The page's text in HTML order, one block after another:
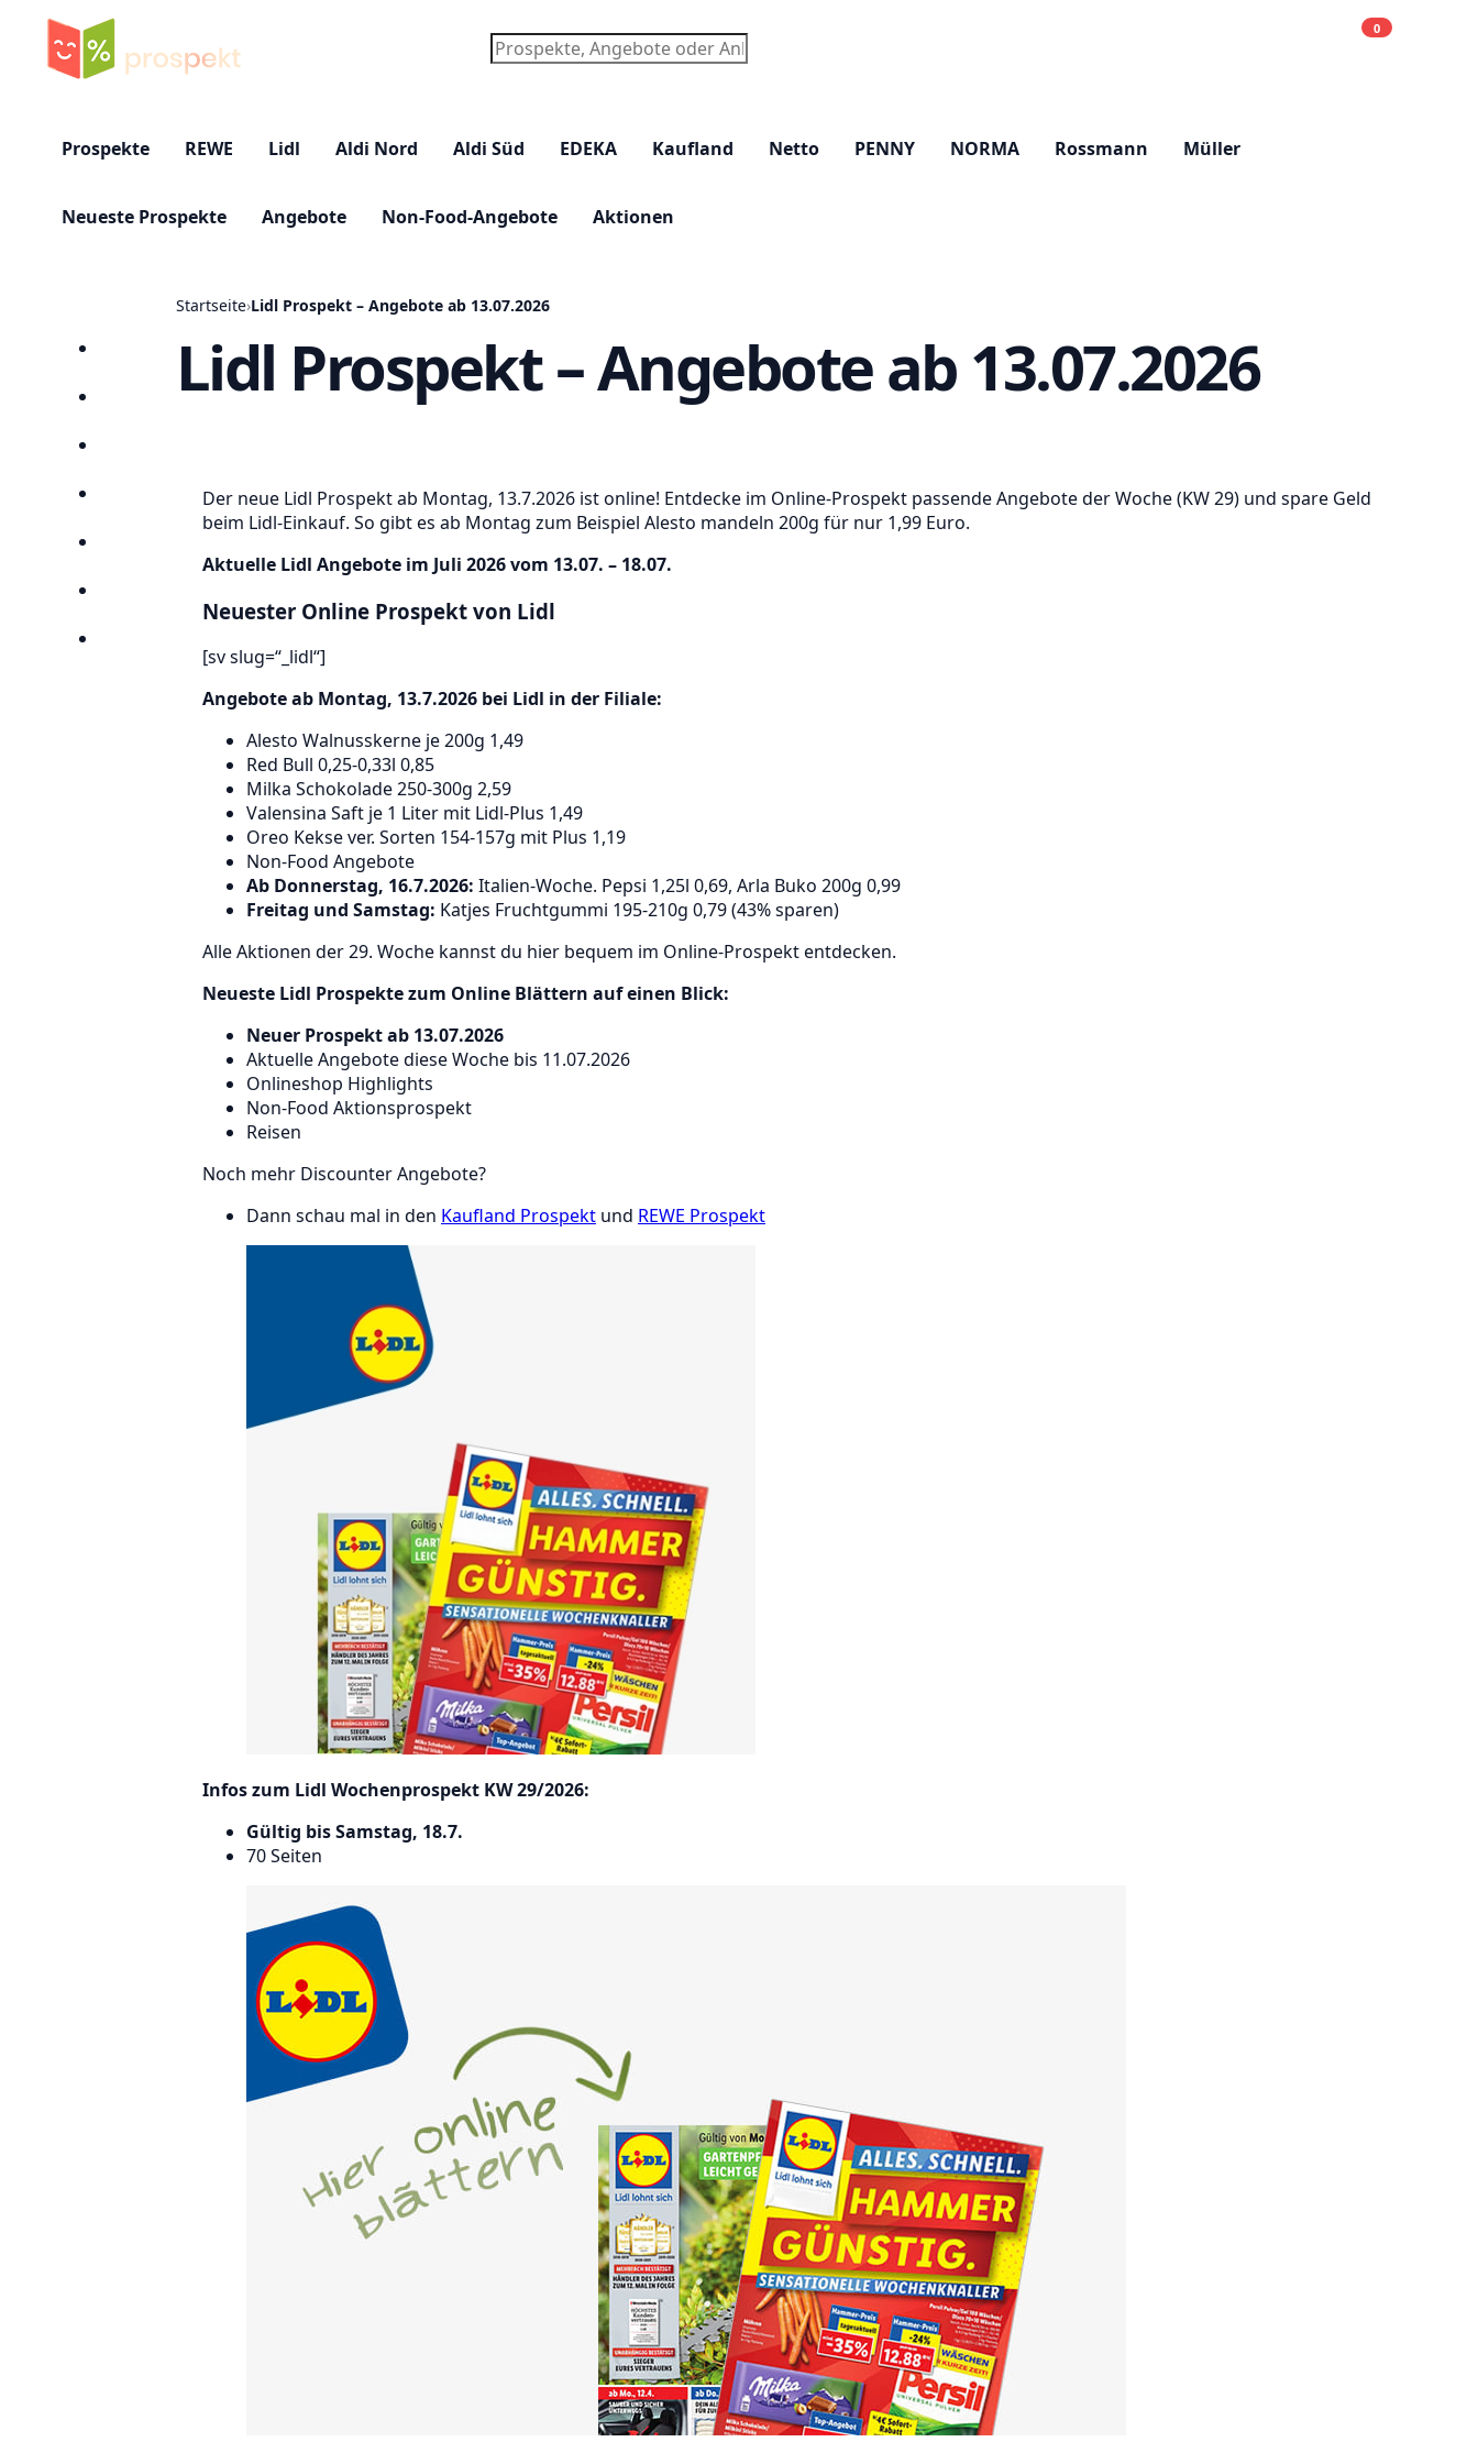
Suchen
0
Prospekte REWE Lidl Aldi Nord Aldi Süd EDEKA Kaufland Netto PENNY NORMA Rossmann Müller
Neueste Prospekte Angebote Non-Food-Angebote Aktionen
Lieblingsprospekte
Startseite›Lidl Prospekt – Angebote ab 13.07.2026
Lidl Prospekt – Angebote ab 13.07.2026
Der neue Lidl Prospekt ab Montag, 13.7.2026 ist online! Entdecke im Online-Prospekt passende Angebote der Woche (KW 29) und spare Geld
beim Lidl-Einkauf. So gibt es ab Montag zum Beispiel Alesto mandeln 200g für nur 1,99 Euro.
Aktuelle Lidl Angebote im Juli 2026 vom 13.07. – 18.07.
Neuester Online Prospekt von Lidl
[sv slug=“_lidl“]
Angebote ab Montag, 13.7.2026 bei Lidl in der Filiale:
Alesto Walnusskerne je 200g 1,49
Red Bull 0,25-0,33l 0,85
Milka Schokolade 250-300g 2,59
Valensina Saft je 1 Liter mit Lidl-Plus 1,49
Oreo Kekse ver. Sorten 154-157g mit Plus 1,19
Non-Food Angebote
Ab Donnerstag, 16.7.2026: Italien-Woche. Pepsi 1,25l 0,69, Arla Buko 200g 0,99
Freitag und Samstag: Katjes Fruchtgummi 195-210g 0,79 (43% sparen)
Alle Aktionen der 29. Woche kannst du hier bequem im Online-Prospekt entdecken.
Neueste Lidl Prospekte zum Online Blättern auf einen Blick:
Neuer Prospekt ab 13.07.2026
Aktuelle Angebote diese Woche bis 11.07.2026
Onlineshop Highlights
Non-Food Aktionsprospekt
Reisen
Noch mehr Discounter Angebote?
Dann schau mal in den Kaufland Prospekt und REWE Prospekt
Infos zum Lidl Wochenprospekt KW 29/2026:
Gültig bis Samstag, 18.7.
70 Seiten